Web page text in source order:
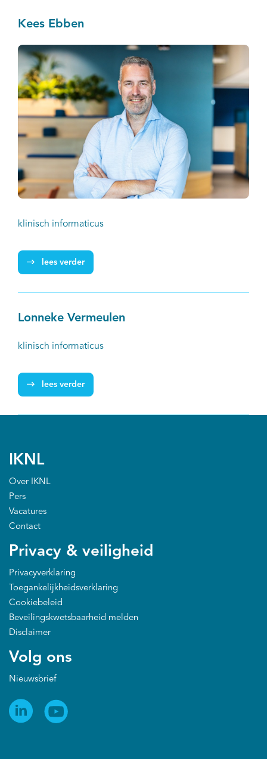
Kees Ebben
klinisch informaticus
lees verder
Lonneke Vermeulen
klinisch informaticus
lees verder
IKNL
Over IKNL
Pers
Vacatures
Contact
Privacy & veiligheid
Privacyverklaring
Toegankelijkheidsverklaring
Cookiebeleid
Beveilingskwetsbaarheid melden
Disclaimer
Volg ons
Nieuwsbrief